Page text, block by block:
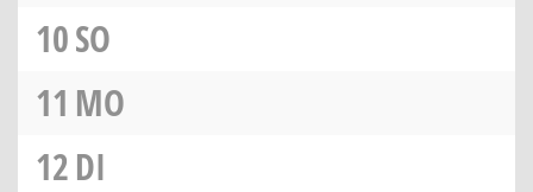
10SO
11 MO
12DI